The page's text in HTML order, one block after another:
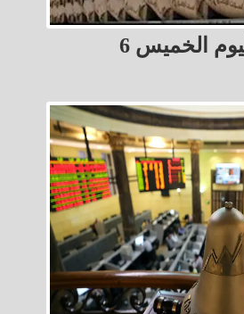
أسعار الأسمنت اليوم الخميس 6